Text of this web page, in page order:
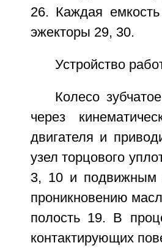
26. Каждая
эжекторы 29, 30.
Устройство
Колесо
через
двигателя и
узел торцового
3, 10 и подвижным
проникновению
полость 19. В
контактирующих